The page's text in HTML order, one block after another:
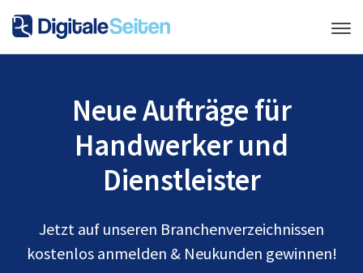
Neue Aufträge für
Handwerker und
Dienstleister
Jetzt auf unseren Branchenverzeichnissen
kostenlos anmelden & Neukunden gewinnen!